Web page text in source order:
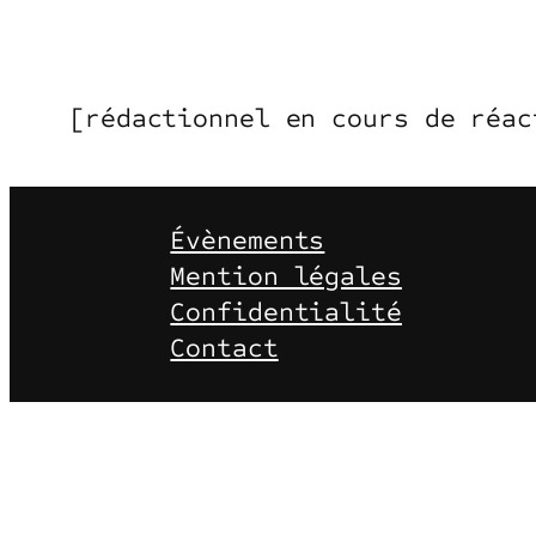
[rédactionnel en cours de
Évènements
Mention légales
Confidentialité
Contact